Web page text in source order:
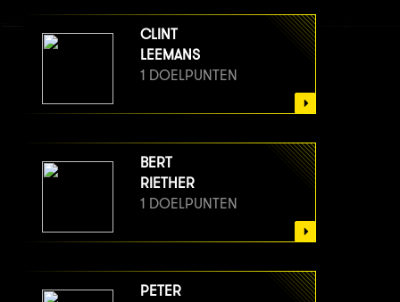
CLINT
LEEMANS
1 DOELPUNTEN
BERT
RIETHER
1 DOELPUNTEN
PETER